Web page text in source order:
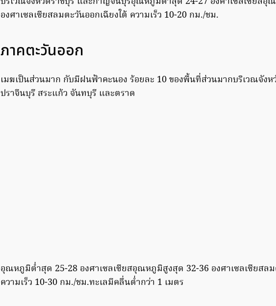
องศาเซลเซียสลมตะวันออกเฉียงใต้ ความเร็ว 10-20 กม./ชม.
ภาคตะวันออก
เมฆเป็นส่วนมาก กับมีฝนฟ้าคะนอง ร้อยละ 10 ของพื้นที่ส่วนมากบริเวณจัง
ปราจีนบุรี สระแก้ว จันทบุรี และตราด
อุณหภูมิต่ำสุด 25-28 องศาเซลเซียสอุณหภูมิสูงสุด 32-36 องศาเซลเซียสลม
ความเร็ว 10-30 กม./ชม.ทะเลมีคลื่นต่ำกว่า 1 เมตร